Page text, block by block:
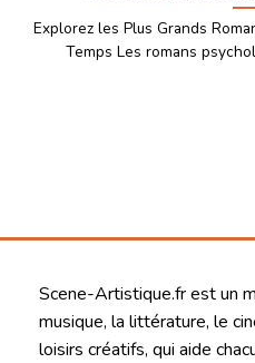
Explorez les Plus Grands
Temps Les romans
Scene-Artistique.fr est un
musique, la littérature, le
loisirs créatifs, qui aide